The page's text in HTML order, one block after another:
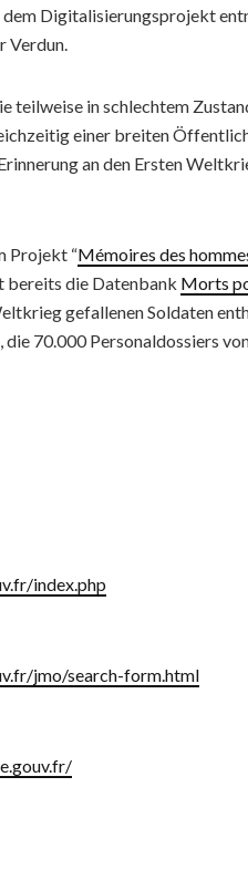
Digitalisierungsprojekt
Verdun.
teilweise in schlechtem
einer breiten
an den Ersten
Projekt “Mémoires des
die Datenbank Morts
gefallenen Soldaten
, die 70.000 Personaldossiers
index.php
jmo/search-form.html